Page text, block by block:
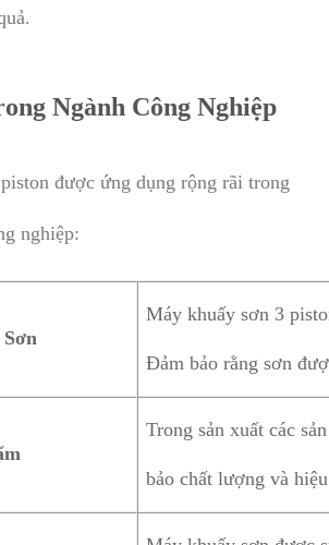
Ngành Công Nghiệp
được ứng dụng rộng rãi trong
nghiệp:
Máy khuấy sơn 3
Đảm bảo rằng sơn
Trong sản xuất các
bảo chất lượng và